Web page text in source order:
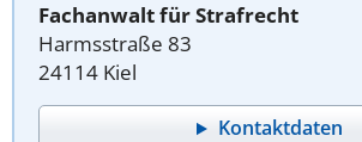
Fachanwalt für Strafrecht
Harmsstraße 83
24114 Kiel
Kontaktdaten